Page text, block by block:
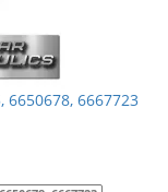
6650678, 6667723